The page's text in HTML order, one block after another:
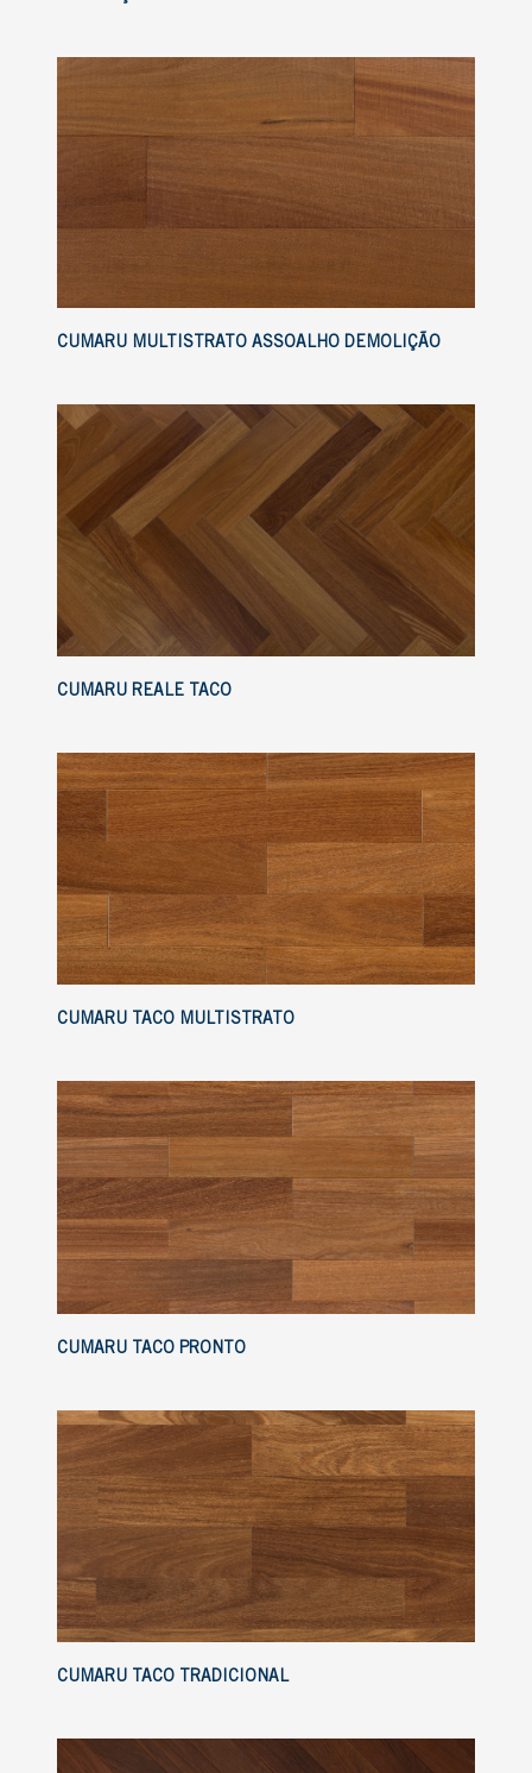
CUMARU MULTISTRATO ASSOALHO DEMOLIÇÃO
CUMARU REALE TACO
CUMARU TACO MULTISTRATO
CUMARU TACO PRONTO
CUMARU TACO TRADICIONAL